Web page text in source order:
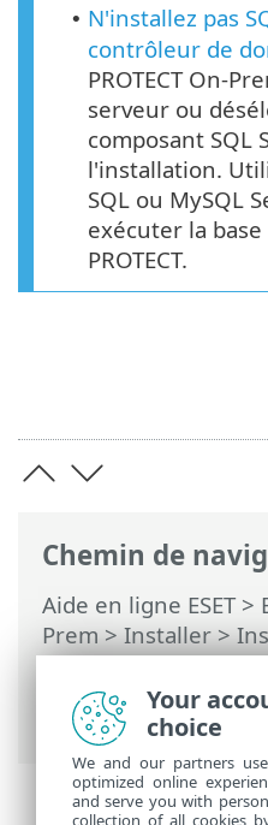
Chemin de
Aide en ligne ESET>
Prem>Installer>
composants sur
Configuration
Microsoft SQL Server
• N'installez pas
contrôleur de
PROTECT On-
serveur ou
composant SQL
l'installation.
SQL ou MySQL
exécuter la base
PROTECT.
Your
choice
We and our partners
optimized online
and serve you with
collection of all cookies